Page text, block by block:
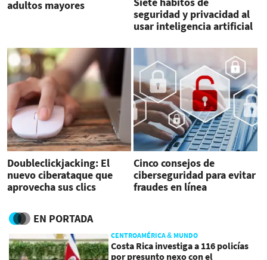
adultos mayores
seguridad y privacidad al
usar inteligencia artificial
Doubleclickjacking: El
nuevo ciberataque que
aprovecha sus clics
Cinco consejos de
ciberseguridad para evitar
fraudes en línea
EN PORTADA
CENTROAMÉRICA & MUNDO
Costa Rica investiga a 116 policías
por presunto nexo con el